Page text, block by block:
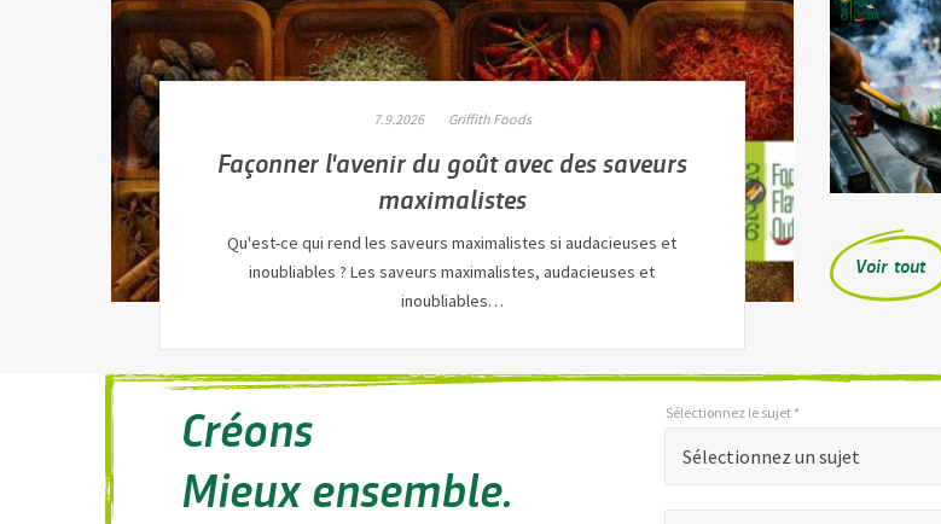
7.9.2026 Griffith Foods
Façonner l'avenir du goût avec des saveurs
maximalistes
Qu'est-ce qui rend les saveurs maximalistes si audacieuses et
inoubliables ? Les saveurs maximalistes, audacieuses et
inoubliables…
Voir tout
Créons
Mieux ensemble.
Sélectionnez un sujet
Sélectionnez le sujet *